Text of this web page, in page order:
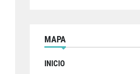
MAPA
INICIO